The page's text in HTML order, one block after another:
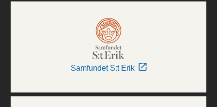
Samfundet S:t Erik